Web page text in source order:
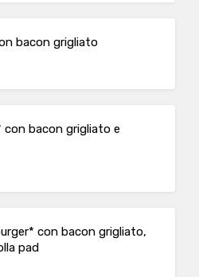
bacon grigliato
con bacon grigliato e
con bacon grigliato,
pad